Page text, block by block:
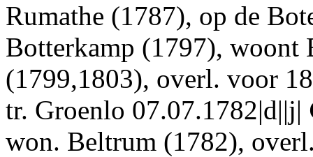
Rumathe (1787), op de
Botterkamp (1797), woont
(1799,1803), overl. voor
tr. Groenlo 07.07.1782|d||j|
won. Beltrum (1782),